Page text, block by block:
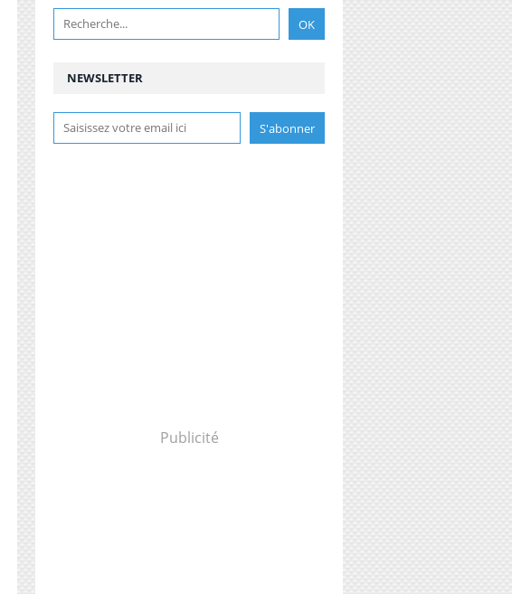
NEWSLETTER
Publicité